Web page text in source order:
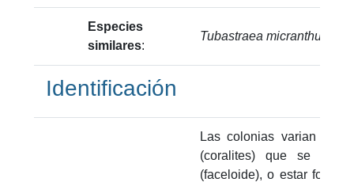
Especies
similares:
Tubastraea micranthus,
Identificación
Las colonias varian en
(coralites) que se
(faceloide), o estar